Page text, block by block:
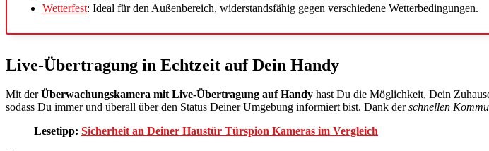
Wetterfest: Ideal für den Außenbereich, widerstandsfähig gegen verschiedene Wetterbedingungen.
Live-Übertragung in Echtzeit auf Dein Handy
Mit derÜberwachungskamera mit Live-Übertragung auf Handy hast Du die Möglichkeit, Dein
sodass Du immer und überall über den Status Deiner Umgebung informiert bist. Dank derschnellen
Lesetipp: Sicherheit an Deiner Haustür Türspion Kameras im Vergleich